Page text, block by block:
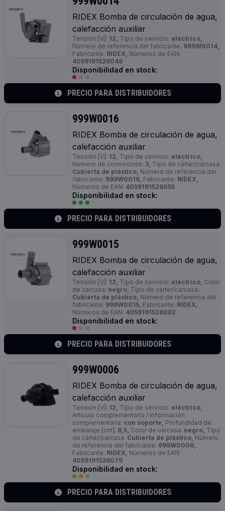
RIDEX Bomba de circulación de agua,
calefacción auxiliar
Tensión [V]: 12, Tipo de servicio: eléctrico,
Número de referencia del fabricante: 999W0014,
Fabricante: RIDEX, Números de EAN:
4059191526048
Disponibilidad en stock:
PRECIO PARA DISTRIBUIDORES
999W0016
RIDEX Bomba de circulación de agua,
calefacción auxiliar
Tensión [V]: 12, Tipo de servicio: eléctrico,
Número de conexiones: 3, Tipo de cárter/carcasa:
Cubierta de plástico, Número de referencia del
fabricante: 999W0016, Fabricante: RIDEX,
Números de EAN: 4059191526055
Disponibilidad en stock:
PRECIO PARA DISTRIBUIDORES
999W0015
RIDEX Bomba de circulación de agua,
calefacción auxiliar
Tensión [V]: 12, Tipo de servicio: eléctrico, Color
de carcasa: negro, Tipo de cárter/carcasa:
Cubierta de plástico, Número de referencia del
fabricante: 999W0015, Fabricante: RIDEX,
Números de EAN: 4059191526062
Disponibilidad en stock:
PRECIO PARA DISTRIBUIDORES
999W0006
RIDEX Bomba de circulación de agua,
calefacción auxiliar
Tensión [V]: 12, Tipo de servicio: eléctrico,
Artículo complementario / Información
complementaria: con soporte, Profundidad de
embalaje [cm]: 8,5, Color de carcasa: negro, Tipo
de cárter/carcasa: Cubierta de plástico, Número
de referencia del fabricante: 999W0006,
Fabricante: RIDEX, Números de EAN:
4059191526079
Disponibilidad en stock:
PRECIO PARA DISTRIBUIDORES